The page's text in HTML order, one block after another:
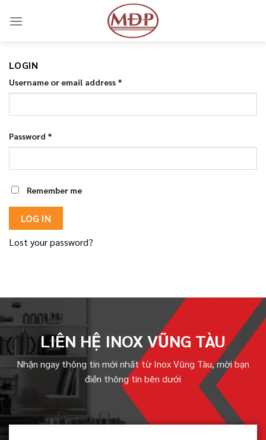
LOGIN
Username or email address *
Password *
Remember me
LOG IN
Lost your password?
LIÊN HỆ INOX VŨNG TÀU
Nhận ngay thông tin mới nhất từ Inox Vũng Tàu, mời bạn
điền thông tin bên dưới